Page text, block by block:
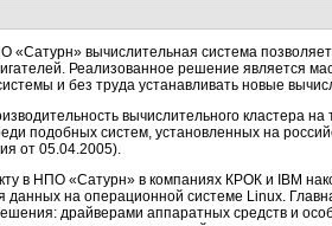
вычислительная система позволяет
Реализованное решение является
и без труда устанавливать новые
вычислительного кластера
подобных систем, установленных на
от 05.04.2005).
в НПО «Сатурн» в компаниях КРОК и IBM
данных на операционной системе Linux.
драйверами аппаратных средств и